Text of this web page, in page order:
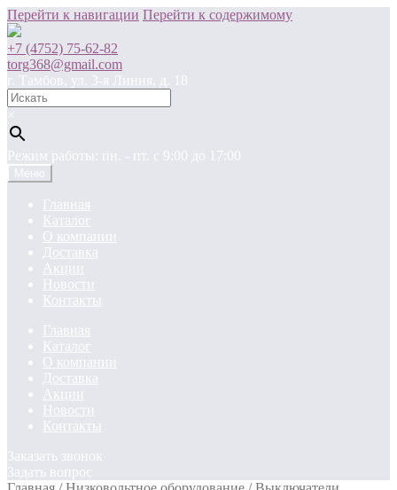
Перейти к навигации Перейти к содержимому
+7 (4752) 75-62-82
torg368@gmail.com
г. Тамбов, ул. 3-я Линия, д. 18
×
Режим работы: пн. - пт. c 9:00 до 17:00
Меню
Главная
Каталог
О компании
Доставка
Акции
Новости
Контакты
Главная
Каталог
О компании
Доставка
Акции
Новости
Контакты
Заказать звонок
Задать вопрос